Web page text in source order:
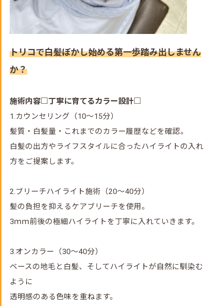
トリコで白髪ぼかし始める第一歩踏み出しません
か？
施術内容□丁寧に育てるカラー設計□
1.カウンセリング（10～15分）
髪質・白髪量・これまでのカラー履歴などを確認。
白髪の出方やライフスタイルに合ったハイライトの入れ
方をご提案します。
2.ブリーチハイライト施術（20～40分）
髪の負担を抑えるケアブリーチを使用。
3ｍｍ前後の極細ハイライトを丁寧に入れていきます。
3.オンカラー（30～40分）
ベースの地毛と白髪、そしてハイライトが自然に馴染む
ように
透明感のある色味を重ねます。